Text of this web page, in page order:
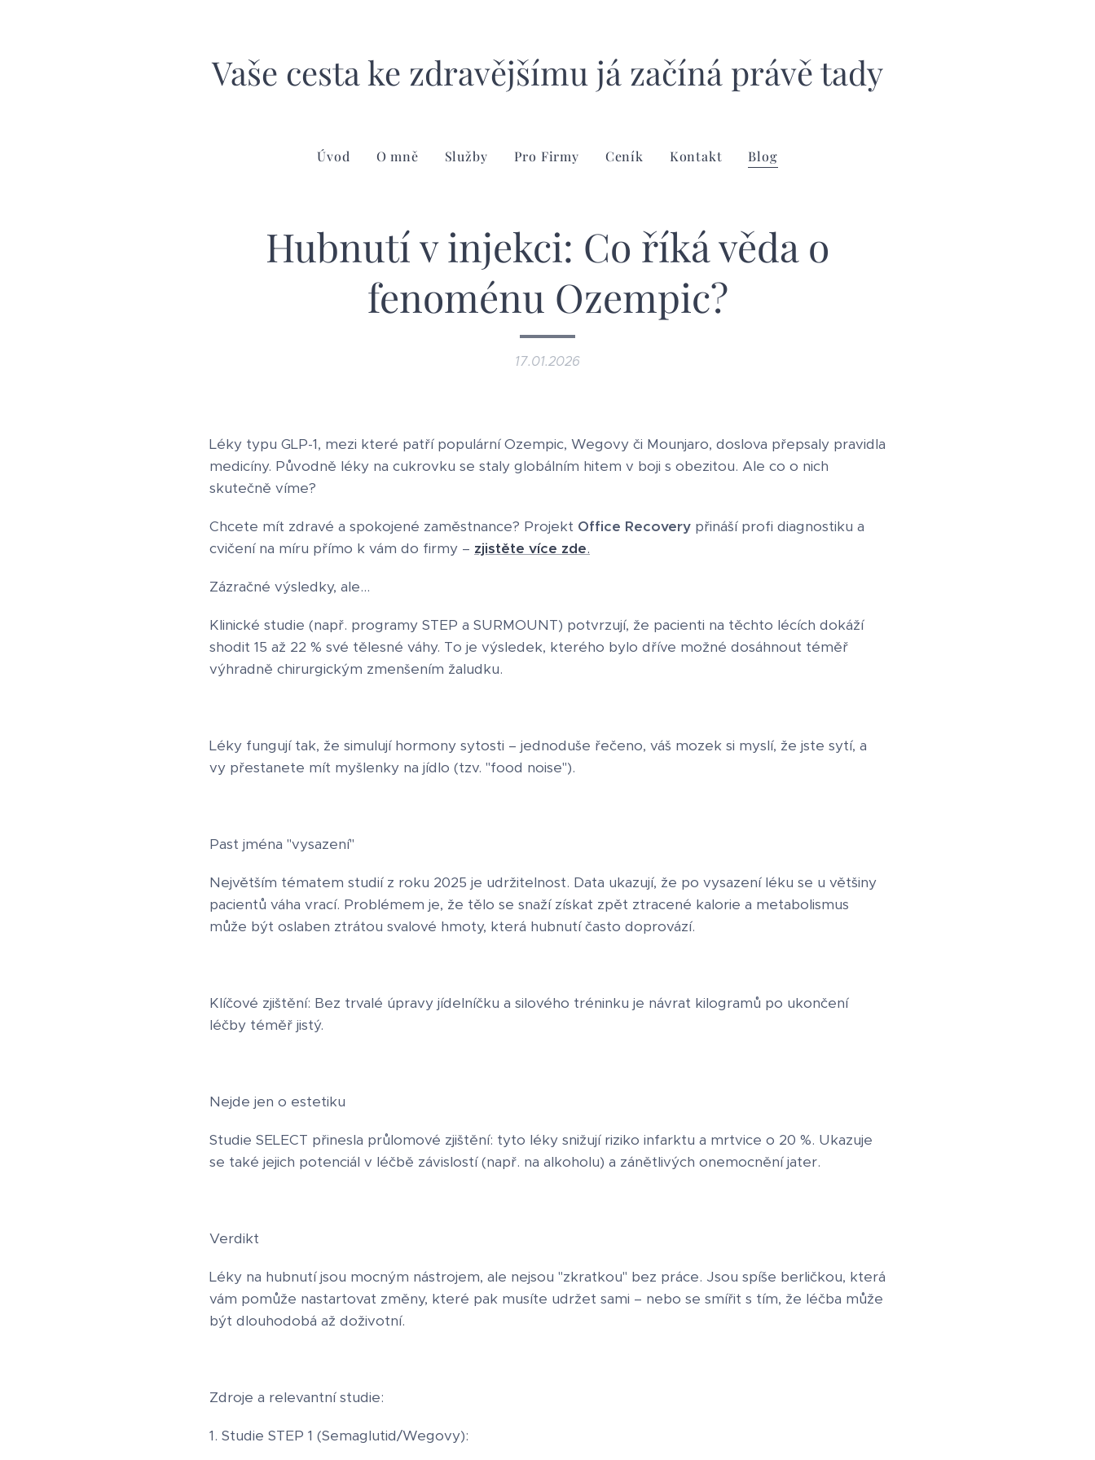
Vaše cesta ke zdravějšímu já začíná právě tady
Úvod O mně Služby Pro Firmy Ceník Kontakt Blog
Hubnutí v injekci: Co říká věda o
fenoménu Ozempic?
17.01.2026
Léky typu GLP-1, mezi které patří populární Ozempic, Wegovy či Mounjaro, doslova přepsaly pravidla
medicíny. Původně léky na cukrovku se staly globálním hitem v boji s obezitou. Ale co o nich
skutečně víme?
Chcete mít zdravé a spokojené zaměstnance? Projekt Office Recovery přináší profi diagnostiku a
cvičení na míru přímo k vám do firmy – zjistěte více zde.
Zázračné výsledky, ale...
Klinické studie (např. programy STEP a SURMOUNT) potvrzují, že pacienti na těchto lécích dokáží
shodit 15 až 22 % své tělesné váhy. To je výsledek, kterého bylo dříve možné dosáhnout téměř
výhradně chirurgickým zmenšením žaludku.
Léky fungují tak, že simulují hormony sytosti – jednoduše řečeno, váš mozek si myslí, že jste sytí, a
vy přestanete mít myšlenky na jídlo (tzv. "food noise").
Past jména "vysazení"
Největším tématem studií z roku 2025 je udržitelnost. Data ukazují, že po vysazení léku se u většiny
pacientů váha vrací. Problémem je, že tělo se snaží získat zpět ztracené kalorie a metabolismus
může být oslaben ztrátou svalové hmoty, která hubnutí často doprovází.
Klíčové zjištění: Bez trvalé úpravy jídelníčku a silového tréninku je návrat kilogramů po ukončení
léčby téměř jistý.
Nejde jen o estetiku
Studie SELECT přinesla průlomové zjištění: tyto léky snižují riziko infarktu a mrtvice o 20 %. Ukazuje
se také jejich potenciál v léčbě závislostí (např. na alkoholu) a zánětlivých onemocnění jater.
Verdikt
Léky na hubnutí jsou mocným nástrojem, ale nejsou "zkratkou" bez práce. Jsou spíše berličkou, která
vám pomůže nastartovat změny, které pak musíte udržet sami – nebo se smířit s tím, že léčba může
být dlouhodobá až doživotní.
Zdroje a relevantní studie:
1. Studie STEP 1 (Semaglutid/Wegovy):